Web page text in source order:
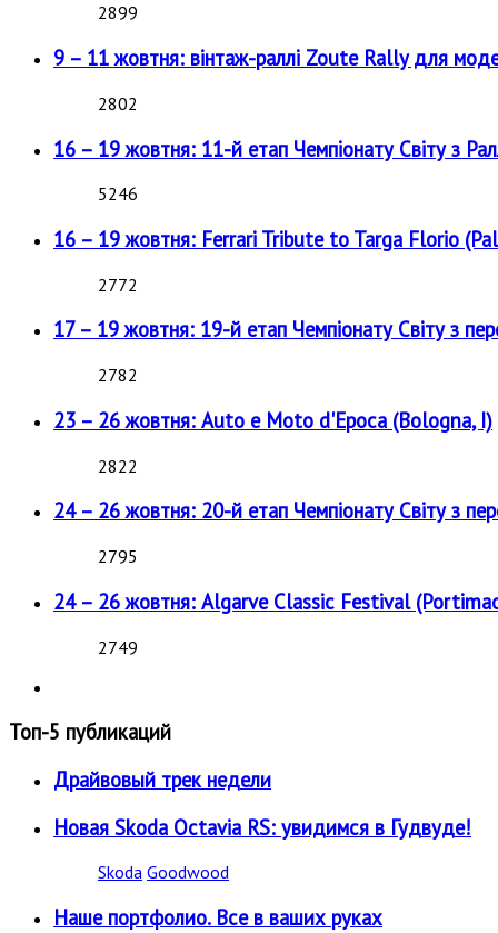
2899
9 – 11 жовтня: вінтаж-раллі Zoute Rally для
2802
16 – 19 жовтня: 11-й етап Чемпіонату Світу з
5246
16 – 19 жовтня: Ferrari Tribute to Targa Florio
2772
17 – 19 жовтня: 19-й етап Чемпіонату Світу з
2782
23 – 26 жовтня: Auto e Moto d'Epoca (Bologna, I)
2822
24 – 26 жовтня: 20-й етап Чемпіонату Світу з
2795
24 – 26 жовтня: Algarve Classic Festival
2749
Топ-5 публикаций
Драйвовый трек недели
Новая Skoda Octavia RS: увидимся в Гудвуде!
Skoda Goodwood
Наше портфолио. Все в ваших руках